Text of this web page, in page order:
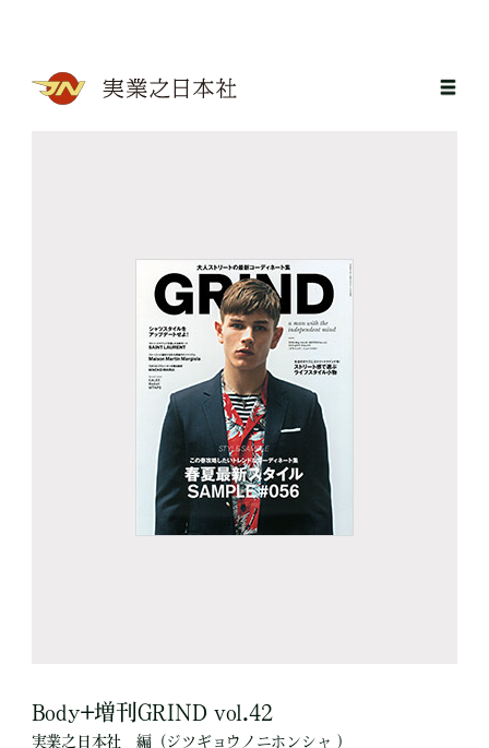
Body+増刊GRIND vol.42
実業之日本社 編（ジツギョウノニホンシャ ）